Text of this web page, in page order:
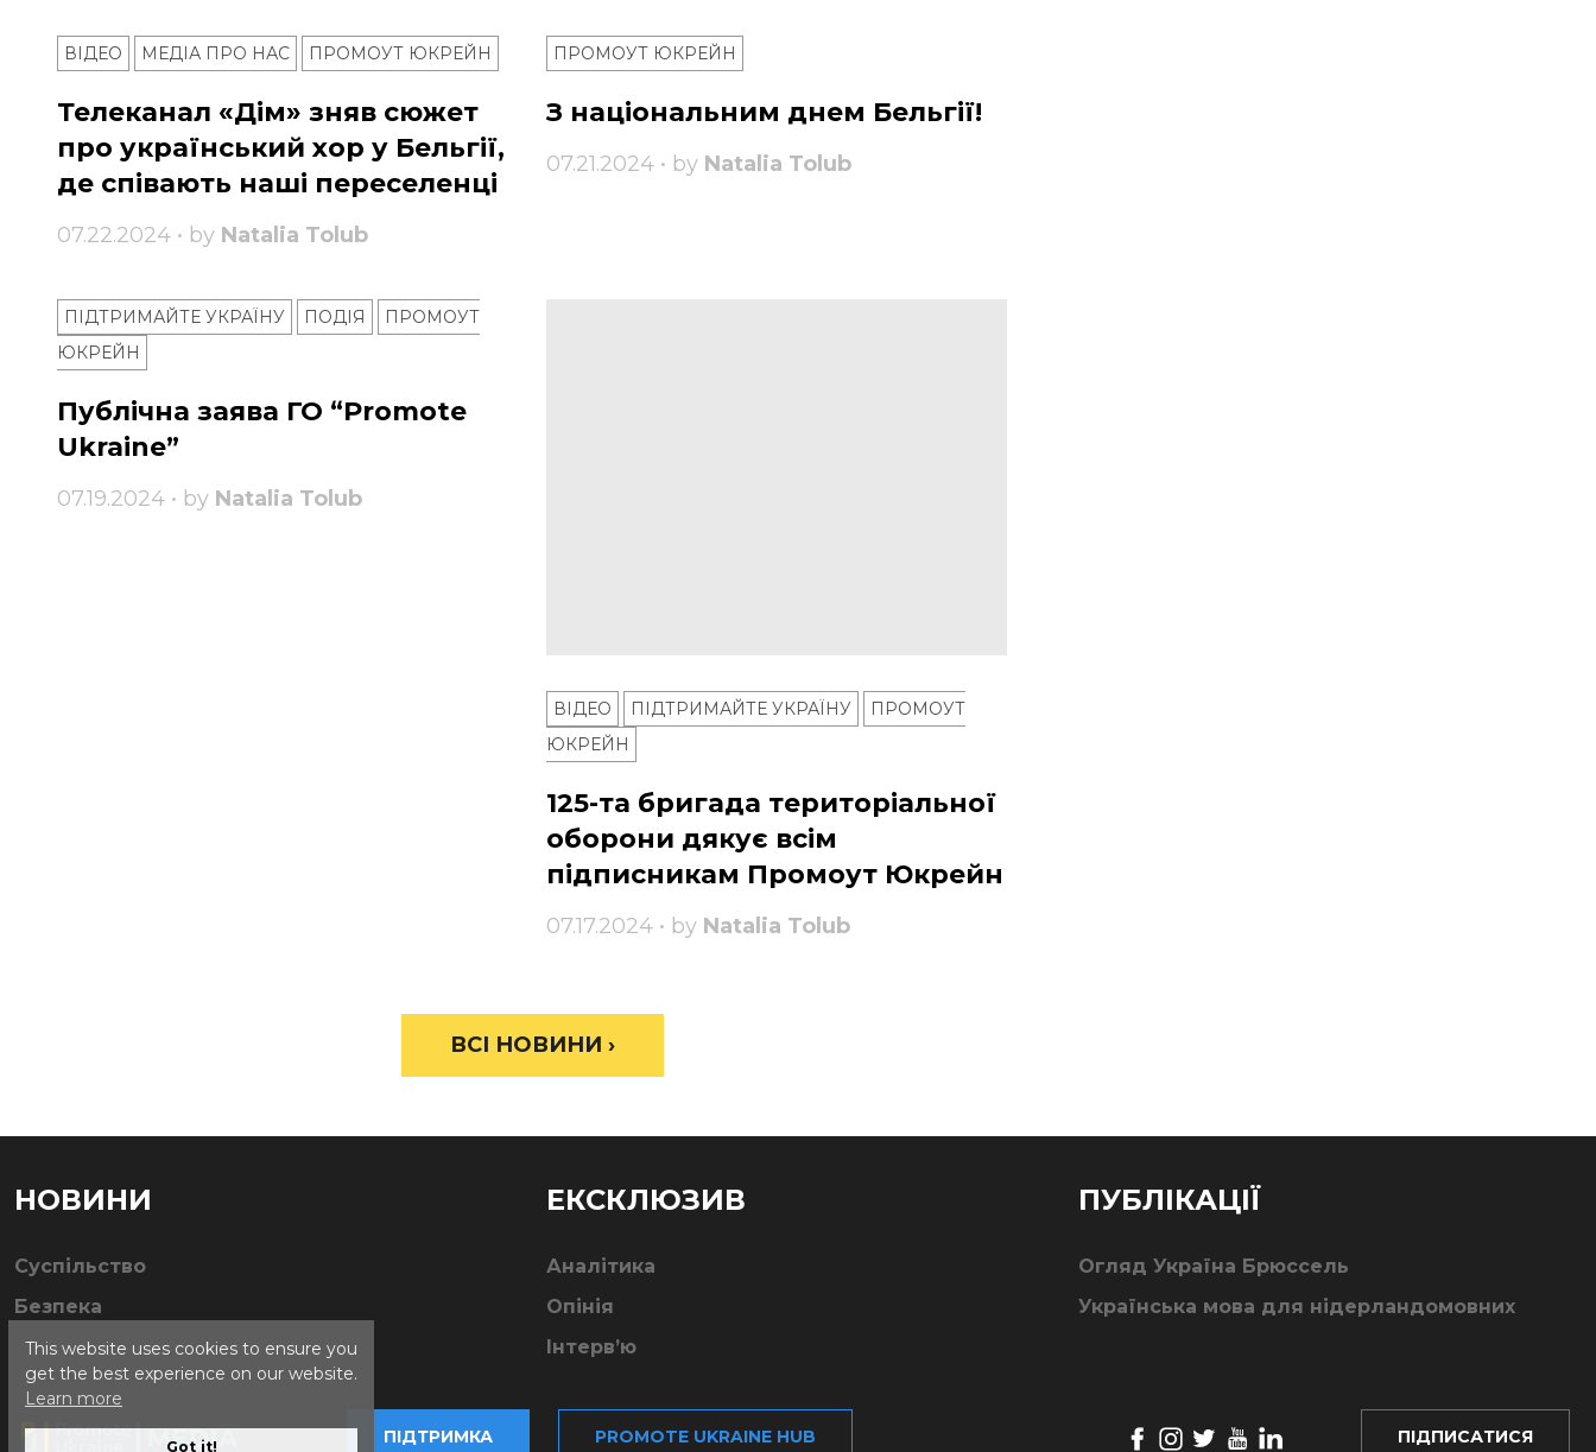
This website uses cookies to ensure you
get the best experience on our website.
Learn more
Got it!
ВІДЕО МЕДІА ПРО НАС ПРОМОУТ ЮКРЕЙН
Телеканал «Дім» зняв сюжет
про український хор у Бельгії,
де співають наші переселенці
07.22.2024 • by Natalia Tolub
ПРОМОУТ ЮКРЕЙН
З національним днем ​​Бельгії!
07.21.2024 • by Natalia Tolub
ПІДТРИМАЙТЕ УКРАЇНУ ПОДІЯ
ПРОМОУТ
ЮКРЕЙН
Публічна заява ГО “Promote
Ukraine”
07.19.2024 • by Natalia Tolub
ВІДЕО ПІДТРИМАЙТЕ УКРАЇНУ
ПРОМОУТ
ЮКРЕЙН
125-та бригада територіальної
оборони дякує всім
підписникам Промоут Юкрейн
07.17.2024 • by Natalia Tolub
ВСІ НОВИНИ ›
НОВИНИ
Суспільство
Безпека
ЕКСКЛЮЗИВ
Аналітика
Опінія
Інтерв’ю
ПУБЛІКАЦІЇ
Огляд Україна Брюссель
Українська мова для нідерландомовних
ПІДТРИМКА PROMOTE UKRAINE HUB ПІДПИСАТИСЯ